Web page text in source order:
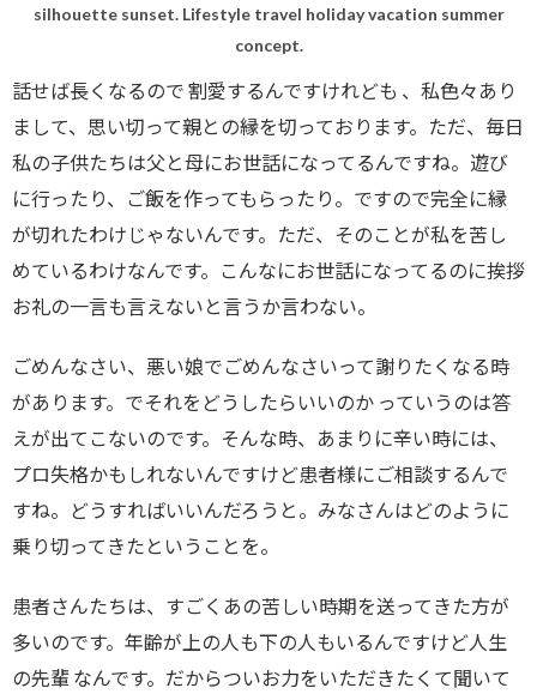
silhouette sunset. Lifestyle travel holiday vacation summer
concept.
話せば長くなるので 割愛するんですけれども 、私色々あり
まして、思い切って親との縁を切っております。ただ、毎日
私の子供たちは父と母にお世話になってるんですね。遊び
に行ったり、ご飯を作ってもらったり。ですので完全に縁
が切れたわけじゃないんです。ただ、そのことが私を苦し
めているわけなんです。こんなにお世話になってるのに挨拶
お礼の一言も言えないと言うか言わない。
ごめんなさい、悪い娘でごめんなさいって謝りたくなる時
があります。でそれをどうしたらいいのか っていうのは答
えが出てこないのです。そんな時、あまりに辛い時には、
プロ失格かもしれないんですけど患者様にご相談するんで
すね。どうすればいいんだろうと。みなさんはどのように
乗り切ってきたということを。
患者さんたちは、すごくあの苦しい時期を送ってきた方が
多いのです。年齢が上の人も下の人もいるんですけど人生
の先輩 なんです。だからついお力をいただきたくて聞いて